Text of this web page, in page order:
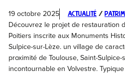
19 octobre 2025 Actualité /
Découvrez le projet de restauration
Poitiers inscrite aux Monuments
Sulpice-sur-Lèze. un village de
proximité de Toulouse, Saint-
incontournable en Volvestre.